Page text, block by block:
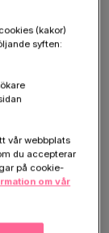
kostar flera
ME/CFS,
(kakor)
syften:
vår webbplats
du accepterar
på cookie-
om vår